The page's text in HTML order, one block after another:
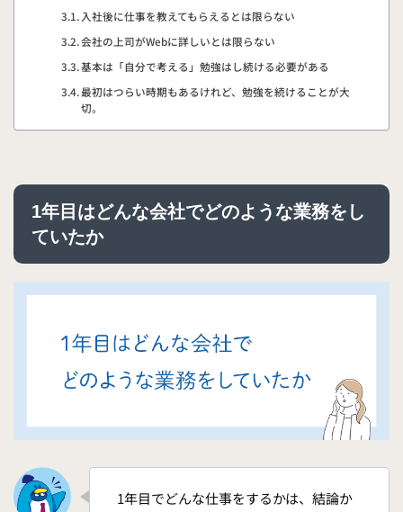
入社後に仕事を教えてもらえるとは限らない
会社の上司がWebに詳しいとは限らない
基本は「自分で考える」勉強はし続ける必要がある
最初はつらい時期もあるけれど、勉強を続けることが大
切。
1年目はどんな会社でどのような業務をし
ていたか
1年目でどんな仕事をするかは、結論か